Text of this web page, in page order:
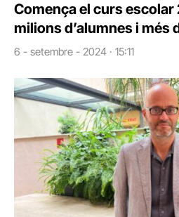
Comença el curs
milions d’alumnes i més
6 - setembre - 2024 · 15:11